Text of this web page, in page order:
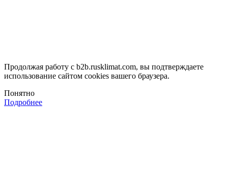
Продолжая работу с b2b.rusklimat.com, вы подтверждаете
использование сайтом cookies вашего браузера.
Понятно
Подробнее